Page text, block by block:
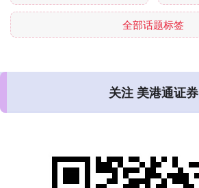
全部话题标签
关注 美港通证券